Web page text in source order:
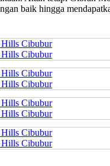
baik hingga